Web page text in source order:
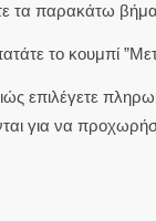
τα παρακάτω
το κουμπί
επιλέγετε
για να